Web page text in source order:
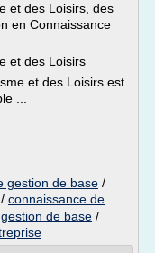
et des Loisirs, des
en Connaissance
et des Loisirs
et des Loisirs est
...
gestion de base /
/ connaissance de
de base /